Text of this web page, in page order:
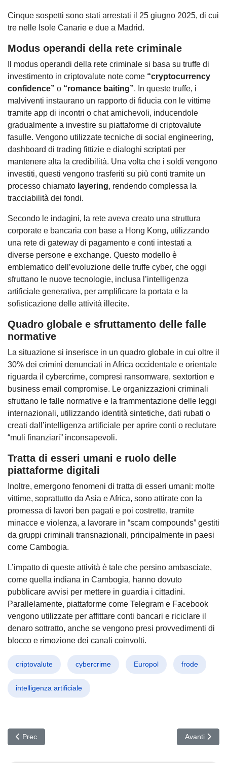
Cinque sospetti sono stati arrestati il 25 giugno 2025, di cui
tre nelle Isole Canarie e due a Madrid.
Modus operandi della rete criminale
Il modus operandi della rete criminale si basa su truffe di
investimento in criptovalute note come “cryptocurrency
confidence” o “romance baiting”. In queste truffe, i
malviventi instaurano un rapporto di fiducia con le vittime
tramite app di incontri o chat amichevoli, inducendole
gradualmente a investire su piattaforme di criptovalute
fasulle. Vengono utilizzate tecniche di social engineering,
dashboard di trading fittizie e dialoghi scriptati per
mantenere alta la credibilità. Una volta che i soldi vengono
investiti, questi vengono trasferiti su più conti tramite un
processo chiamato layering, rendendo complessa la
tracciabilità dei fondi.
Secondo le indagini, la rete aveva creato una struttura
corporate e bancaria con base a Hong Kong, utilizzando
una rete di gateway di pagamento e conti intestati a
diverse persone e exchange. Questo modello è
emblematico dell’evoluzione delle truffe cyber, che oggi
sfruttano le nuove tecnologie, inclusa l’intelligenza
artificiale generativa, per amplificare la portata e la
sofisticazione delle attività illecite.
Quadro globale e sfruttamento delle falle
normative
La situazione si inserisce in un quadro globale in cui oltre il
30% dei crimini denunciati in Africa occidentale e orientale
riguarda il cybercrime, compresi ransomware, sextortion e
business email compromise. Le organizzazioni criminali
sfruttano le falle normative e la frammentazione delle leggi
internazionali, utilizzando identità sintetiche, dati rubati o
creati dall’intelligenza artificiale per aprire conti o reclutare
“muli finanziari” inconsapevoli.
Tratta di esseri umani e ruolo delle
piattaforme digitali
Inoltre, emergono fenomeni di tratta di esseri umani: molte
vittime, soprattutto da Asia e Africa, sono attirate con la
promessa di lavori ben pagati e poi costrette, tramite
minacce e violenza, a lavorare in “scam compounds” gestiti
da gruppi criminali transnazionali, principalmente in paesi
come Cambogia.
L’impatto di queste attività è tale che persino ambasciate,
come quella indiana in Cambogia, hanno dovuto
pubblicare avvisi per mettere in guardia i cittadini.
Parallelamente, piattaforme come Telegram e Facebook
vengono utilizzate per affittare conti bancari e riciclare il
denaro sottratto, anche se vengono presi provvedimenti di
blocco e rimozione dei canali coinvolti.
criptovalute cybercrime Europol frode
intelligenza artificiale
Articolo precedente: NimDoor: Allarme malware nordcoreano su
Prec Articolo
Avanti